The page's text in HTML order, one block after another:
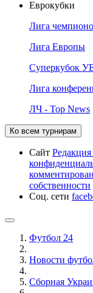
Еврокубки
Лига
Лига Европы
Суперкубок
Лига
ЛЧ - Top News
Ко всем турнирам
Сайт Редакция
собственности
Соц. сети
Футбол 24
Новости
Сборная